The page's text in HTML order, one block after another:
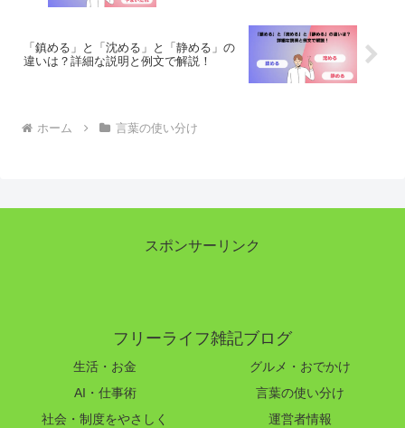
「鎮める」と「沈める」と「静める」の
違いは？詳細な説明と例文で解説！
ホーム 言葉の使い分け
スポンサーリンク
フリーライフ雑記ブログ
生活・お金
グルメ・おでかけ
AI・仕事術
言葉の使い分け
社会・制度をやさしく
運営者情報